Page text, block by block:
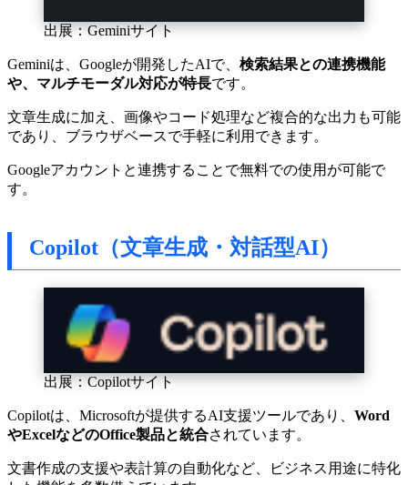
出展：Geminiサイト
Geminiは、Googleが開発したAIで、 検索結果との連携機能
や、マルチモーダル対応が特長です。
文章生成に加え、画像やコード処理など複合的な出力も可能
であり、ブラウザベースで手軽に利用できます。
Googleアカウントと連携することで無料での使用が可能で
す。
Copilot（文章生成・対話型AI）
出展：Copilotサイト
Copilotは、Microsoftが提供するAI支援ツールであり、 Word
やExcelなどのOffice製品と統合されています。
文書作成の支援や表計算の自動化など、ビジネス用途に特化